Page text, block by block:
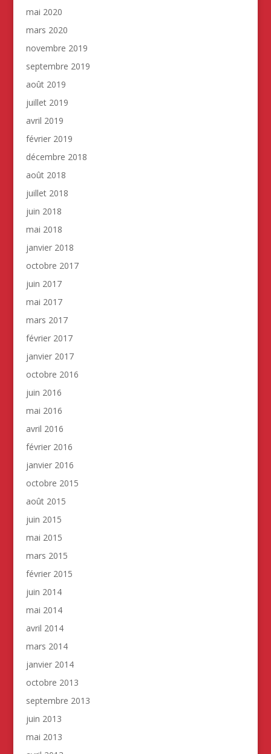
mai 2020
mars 2020
novembre 2019
septembre 2019
août 2019
juillet 2019
avril 2019
février 2019
décembre 2018
août 2018
juillet 2018
juin 2018
mai 2018
janvier 2018
octobre 2017
juin 2017
mai 2017
mars 2017
février 2017
janvier 2017
octobre 2016
juin 2016
mai 2016
avril 2016
février 2016
janvier 2016
octobre 2015
août 2015
juin 2015
mai 2015
mars 2015
février 2015
juin 2014
mai 2014
avril 2014
mars 2014
janvier 2014
octobre 2013
septembre 2013
juin 2013
mai 2013